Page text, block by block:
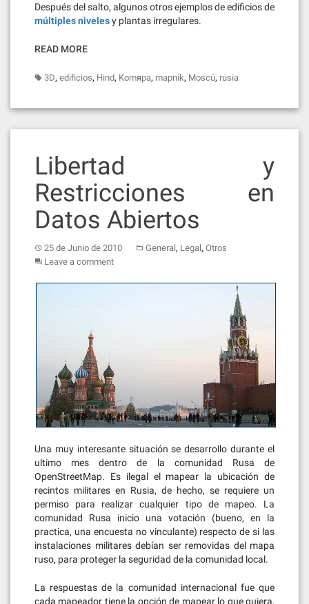
Después del salto, algunos otros ejemplos de edificios de
múltiples nivelesy plantas irregulares.
READ MORE
3D, edificios, Hind, Komяpa, mapnik, Moscú, rusia
Libertad y
Restricciones en
Datos Abiertos
25 de Junio de 2010 General, Legal, Otros
Leave a comment
Una muy interesante situación se desarrollo durante el
ultimo mes dentro de la comunidad Rusa de
OpenStreetMap. Es ilegal el mapear la ubicación de
recintos militares en Rusia, de hecho, se requiere un
permiso para realizar cualquier tipo de mapeo. La
comunidad Rusa inicio una votación (bueno, en la
practica, una encuesta no vinculante) respecto de si las
instalaciones militares debían ser removidas del mapa
ruso, para proteger la seguridad de la comunidad local.
La respuestas de la comunidad internacional fue que
cada mapeador tiene la opción de mapear lo que quiera,